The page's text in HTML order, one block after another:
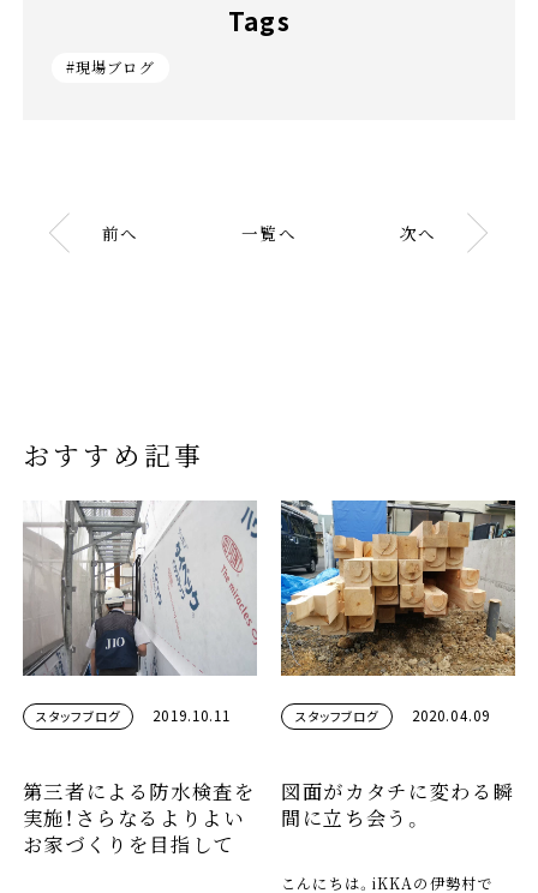
Tags
#現場ブログ
前へ 一覧へ 次へ
おすすめ記事
スタッフブログ 2019.10.11
第三者による防水検査を
実施！さらなるよりよい
お家づくりを目指して
スタッフブログ 2020.04.09
図面がカタチに変わる瞬
間に立ち会う。
こんにちは。iKKAの伊勢村で